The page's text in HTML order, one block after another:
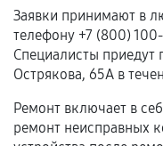
механические
перегрев,
Естественный
Заявки принимают в
телефону +7 (800)
Специалисты приедут
Острякова, 65А в
Ремонт включает в
ремонт неисправных